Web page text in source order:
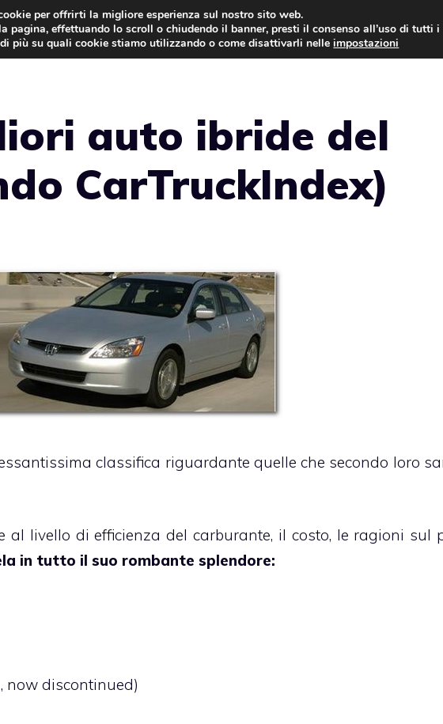
AUTO NEWS
auto ibride del
CarTruckIndex)
classifica riguardante quelle che secondo loro
livello di efficienza del carburante, il costo, le ragioni sul
in tutto il suo rombante splendore:
now discontinued)
per offrirti la migliore esperienza sul nostro sito web.
pagina, effettuando lo scroll o chiudendo il banner, presti il consenso all’uso di tutti
più su quali cookie stiamo utilizzando o come disattivarli nelleimpostazioni